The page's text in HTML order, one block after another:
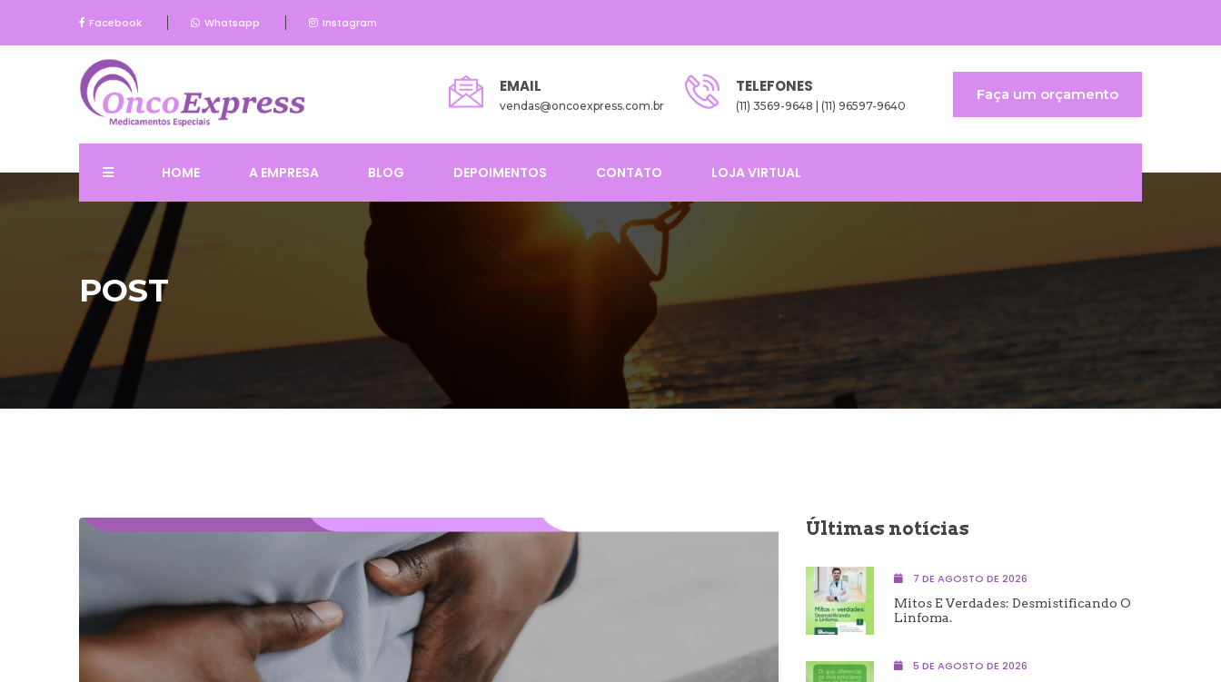
Facebook Whatsapp Instagram
EMAIL
vendas@oncoexpress.com.br
TELEFONES
(11) 3569-9648 | (11) 96597-9640
Faça um orçamento
HOME A EMPRESA BLOG DEPOIMENTOS CONTATO LOJA VIRTUAL
POST
Últimas notícias
7 DE AGOSTO DE 2026
Mitos E Verdades: Desmistificando O
Linfoma.
5 DE AGOSTO DE 2026